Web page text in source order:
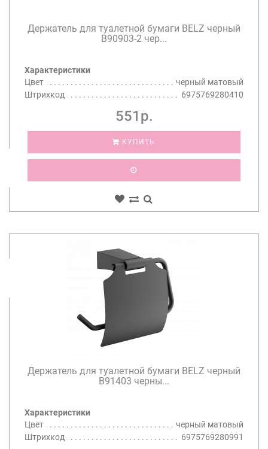
Держатель для туалетной бумаги BELZ черный
B90903-2 чер...
Характеристики
Цвет
черный матовый
Штрихкод
6975769280410
551р.
КУПИТЬ
Держатель для туалетной бумаги BELZ черный
B91403 черны...
Характеристики
Цвет
черный матовый
Штрихкод
6975769280991